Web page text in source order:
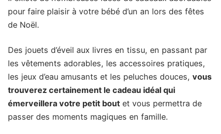
pour faire plaisir à votre bébé d’un an lors des fêtes
de Noël.
Des jouets d’éveil aux livres en tissu, en passant par
les vêtements adorables, les accessoires pratiques,
les jeux d’eau amusants et les peluches douces, vous
trouverez certainement le cadeau idéal qui
émerveillera votre petit bout et vous permettra de
passer des moments magiques en famille.